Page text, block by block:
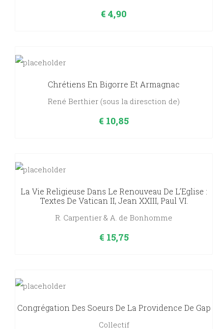
€ 4,90
Chrétiens En Bigorre Et Armagnac
René Berthier (sous la diresction de)
€ 10,85
La Vie Religieuse Dans Le Renouveau De L’Eglise :
Textes De Vatican II, Jean XXIII, Paul VI.
R. Carpentier & A. de Bonhomme
€15,75
Congrégation Des Soeurs De La Providence De Gap
Collectif